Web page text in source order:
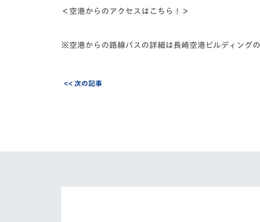
＜空港からのアクセスはこちら！＞
※空港からの路線バスの詳細は長崎空港ビルディングの
<< 次の記事